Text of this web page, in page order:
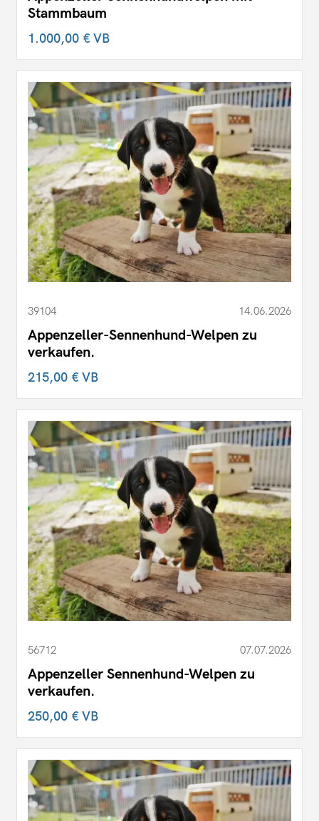
Stammbaum
1.000,00 €VB
39104 14.06.2026
Appenzeller-Sennenhund-Welpen zu
verkaufen.
215,00 €VB
56712 07.07.2026
Appenzeller Sennenhund-Welpen zu
verkaufen.
250,00 €VB